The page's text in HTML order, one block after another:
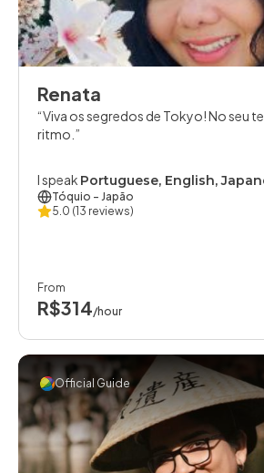
Renata
Viva os segredos de Tokyo! No seu
ritmo.
I speak Portuguese, English,
Tóquio - Japão
5.0 (13 reviews)
From
R$314/hour
Official Guide